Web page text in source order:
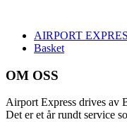
AIRPORT
Basket
OM OSS
Airport Express drives av
Det er et år rundt service